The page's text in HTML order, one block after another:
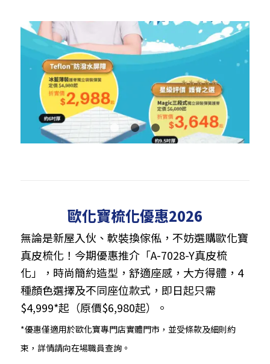
1 2 3
歐化寶梳化優惠2026
無論是新屋入伙、軟裝換傢俬，不妨選購歐化寶
真皮梳化！今期優惠推介「A-7028-Y真皮梳
化」，時尚簡約造型，舒適座感，大方得體，4
種顏色選擇及不同座位款式，即日起只需
$4,999*起（原價$6,980起）。
*優惠僅適用於歐化寶專門店實體門市，並受條款及細則約
束，詳情請向在場職員查詢。